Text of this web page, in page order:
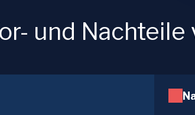
und Nachteile